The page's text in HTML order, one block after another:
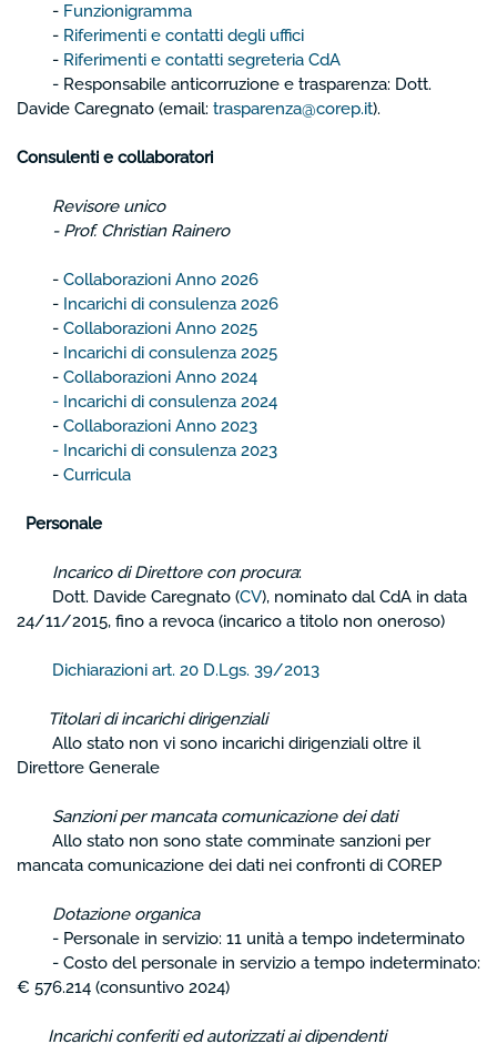
- Funzionigramma
- Riferimenti e contatti degli uffici
- Riferimenti e contatti segreteria CdA
- Responsabile anticorruzione e trasparenza: Dott.
Davide Caregnato (email: trasparenza@corep.it).
Consulenti e collaboratori
Revisore unico
- Prof. Christian Rainero
- Collaborazioni Anno 2026
- Incarichi di consulenza 2026
- Collaborazioni Anno 2025
- Incarichi di consulenza 2025
- Collaborazioni Anno 2024
- Incarichi di consulenza 2024
- Collaborazioni Anno 2023
- Incarichi di consulenza 2023
- Curricula
Personale
Incarico di Direttore con procura:
Dott. Davide Caregnato (CV), nominato dal CdA in data
24/11/2015, fino a revoca (incarico a titolo non oneroso)
Dichiarazioni art. 20 D.Lgs. 39/2013
Titolari di incarichi dirigenziali
Allo stato non vi sono incarichi dirigenziali oltre il
Direttore Generale
Sanzioni per mancata comunicazione dei dati
Allo stato non sono state comminate sanzioni per
mancata comunicazione dei dati nei confronti di COREP
Dotazione organica
- Personale in servizio: 11 unità a tempo indeterminato
- Costo del personale in servizio a tempo indeterminato:
€ 576.214 (consuntivo 2024)
Incarichi conferiti ed autorizzati ai dipendenti